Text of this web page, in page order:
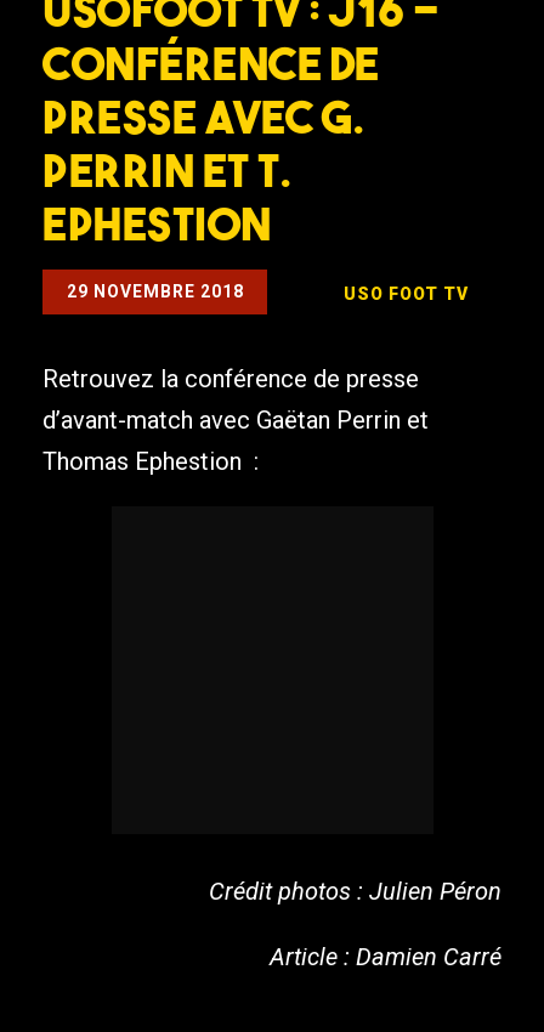
Conférence de
presse avec G.
Perrin et T.
Ephestion
29 NOVEMBRE 2018 USO FOOT TV
Retrouvez la conférence de presse
d’avant-match avec Gaëtan Perrin et
Thomas Ephestion :
Crédit photos : Julien Péron
Article : Damien Carré